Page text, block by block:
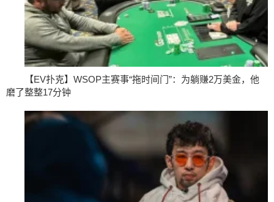
【EV扑克】WSOP主赛事“拖时间门”：为躺赚2万美金，他
磨了整整17分钟